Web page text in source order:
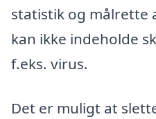
statistik og målrette
kan ikke indeholde
f.eks. virus.
Det er muligt at